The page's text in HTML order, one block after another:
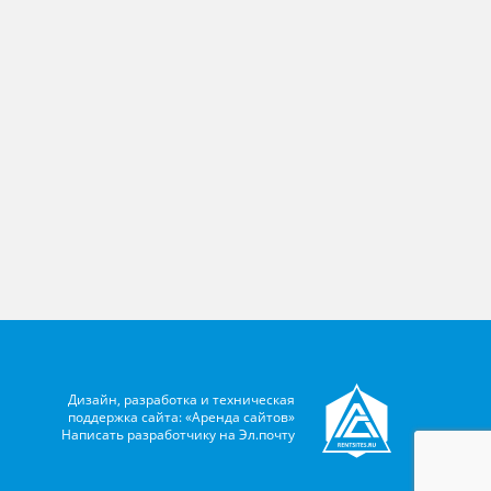
Дизайн, разработка и техническая
поддержка сайта: «Аренда сайтов»
Написать разработчику наЭл.почту